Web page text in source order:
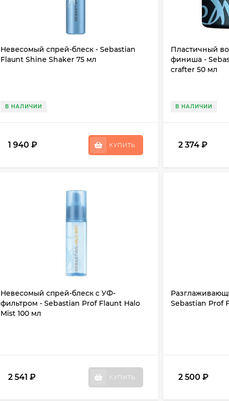
Невесомый спрей-блеск - Sebastian
Flaunt Shine Shaker 75 мл
В НАЛИЧИИ
1 940 ₽ КУПИТЬ
Пластичный
финиша -
crafter 50 мл
В НАЛИЧИИ
2 374₽
Невесомый спрей-блеск с УФ-
фильтром - Sebastian Prof Flaunt Halo
Mist 100 мл
2 541 ₽ КУПИТЬ
Sebastian Prof
2 500₽